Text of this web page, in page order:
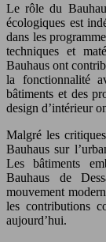
Le rôle du
écologiques est
dans les
techniques et
Bauhaus ont
la fonctionnalité
bâtiments et des
design d’intérieur
Malgré les
Bauhaus sur
Les bâtiments
Bauhaus de
mouvement
les contributions
aujourd’hui.